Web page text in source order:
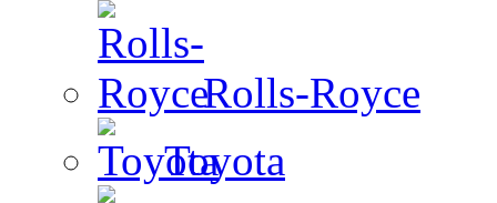
Rolls-Royce
Toyota